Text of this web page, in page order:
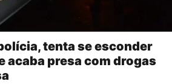
tenta se esconder
acaba presa com drogas